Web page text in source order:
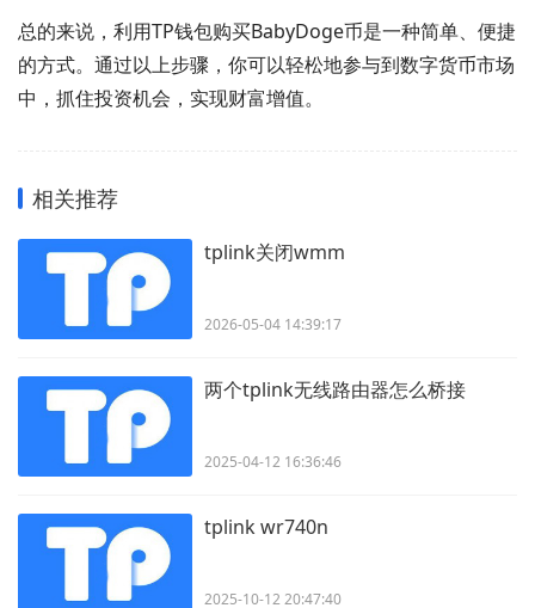
总的来说，利用TP钱包购买BabyDoge币是一种简单、便捷
的方式。通过以上步骤，你可以轻松地参与到数字货币市场
中，抓住投资机会，实现财富增值。
相关推荐
tplink关闭wmm
2026-05-04 14:39:17
两个tplink无线路由器怎么桥接
2025-04-12 16:36:46
tplink wr740n
2025-10-12 20:47:40